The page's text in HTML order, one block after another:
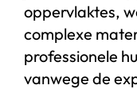
oppervlaktes,
complexe
professionele
vanwege de